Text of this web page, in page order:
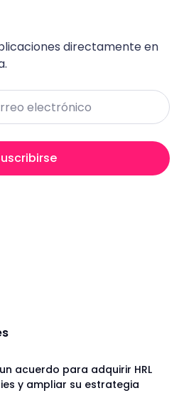
directamente en
acuerdo para adquirir HRL
y ampliar su estrategia